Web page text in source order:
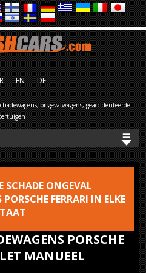
EN DE
ongevalwagens, geaccidenteerde
PORSCHE
MANUEEL
SCHADE ONGEVAL
FERRARI IN ELKE